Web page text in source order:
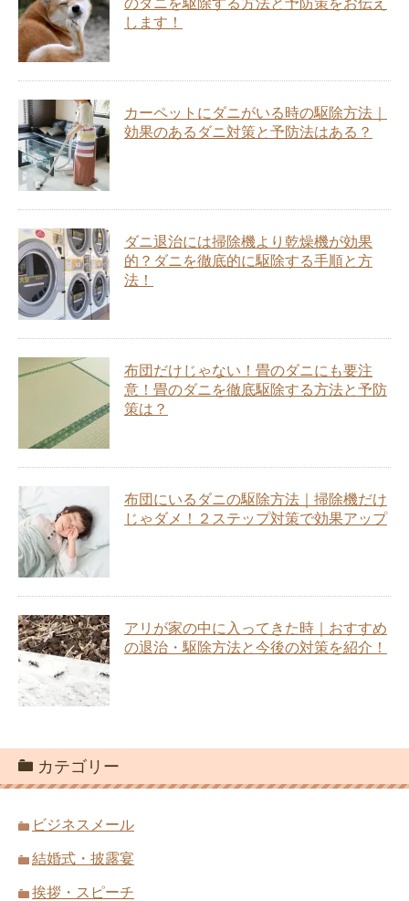
のダニを駆除する方法と予防策をお伝え
します！
カーペットにダニがいる時の駆除方法｜
効果のあるダニ対策と予防法はある？
ダニ退治には掃除機より乾燥機が効果
的？ダニを徹底的に駆除する手順と方
法！
布団だけじゃない！畳のダニにも要注
意！畳のダニを徹底駆除する方法と予防
策は？
布団にいるダニの駆除方法｜掃除機だけ
じゃダメ！２ステップ対策で効果アップ
アリが家の中に入ってきた時｜おすすめ
の退治・駆除方法と今後の対策を紹介！
カテゴリー
ビジネスメール
結婚式・披露宴
挨拶・スピーチ